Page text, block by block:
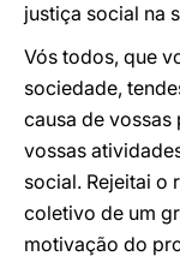
justiça social na
Vós todos, que
sociedade,
causa de vossas
vossas
social. Rejeitai o
coletivo de um
motivação do